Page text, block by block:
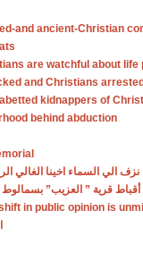
and ancient-Christian
are watchful about life
and Christians
kidnappers of
behind abduction
نزف الي السماء اخينا الغالي
أقباط قرية ” العزيب”
in public opinion is